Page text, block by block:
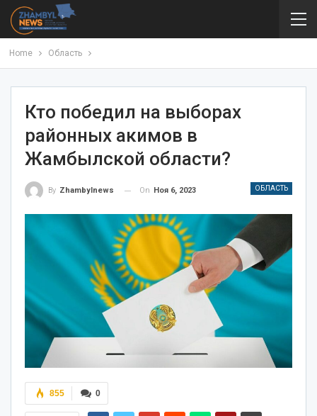
Home Область
Кто победил на выборах
районных акимов в
Жамбылской области?
ОБЛАСТЬ
By Zhambylnews On Ноя 6, 2023
0
855